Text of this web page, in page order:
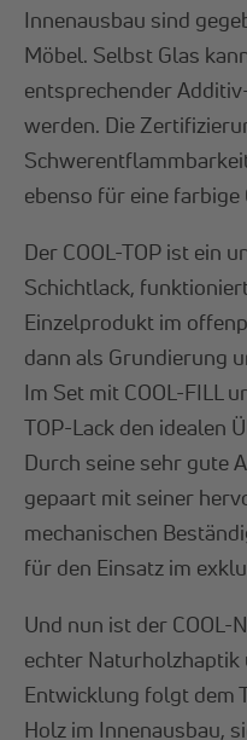
Innenausbau sind
Möbel. Selbst Glas
entsprechender
werden. Die
ebenso für eine farbige
Der COOL-TOP ist ein
Schichtlack,
Einzelprodukt im
dann als Grundierung
Im Set mit COOL-FILL
TOP-Lack den idealen
Durch seine sehr gute
gepaart mit seiner
mechanischen
für den Einsatz im
Und nun ist der COOL-
echter Naturholzhaptik
Entwicklung folgt dem
Holz im Innenausbau,